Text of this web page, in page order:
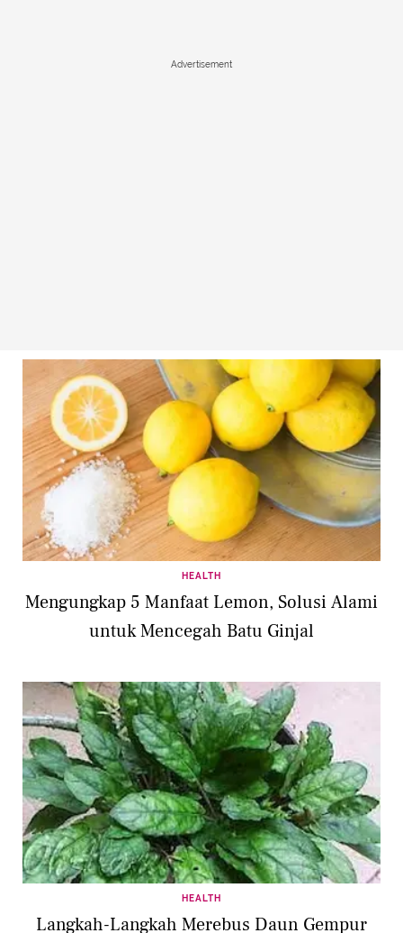
Advertisement
HEALTH
Mengungkap 5 Manfaat Lemon, Solusi Alami
untuk Mencegah Batu Ginjal
HEALTH
Langkah-Langkah Merebus Daun Gempur